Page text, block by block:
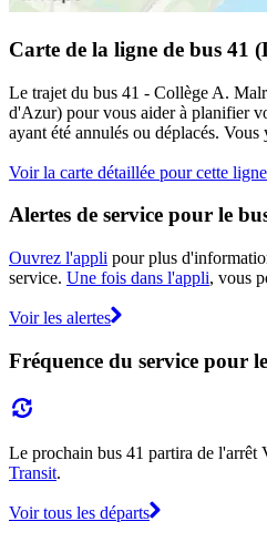
Carte de la ligne de bus 41
Le trajet du bus 41 - Collège A.
d'Azur) pour vous aider à planifier
ayant été annulés ou déplacés.
Voir la carte détaillée pour cette ligne
Alertes de service pour le
Ouvrez l'appli pour plus
service. Une fois dans l'appli, vous
Voir les alertes
Fréquence du service pour
Le prochain bus 41 partira de l'arrêt
Transit.
Voir tous les départs